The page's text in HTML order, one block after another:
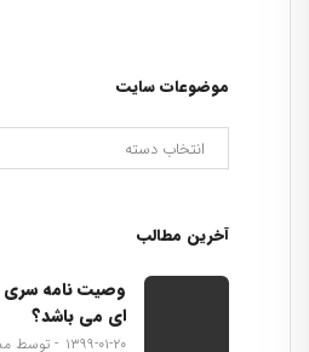
موضوعات سایت
آخرین مطالب
وصیت نامه
ای می باشد؟
۱۳۹۹-۰۱-۲۰ توسط